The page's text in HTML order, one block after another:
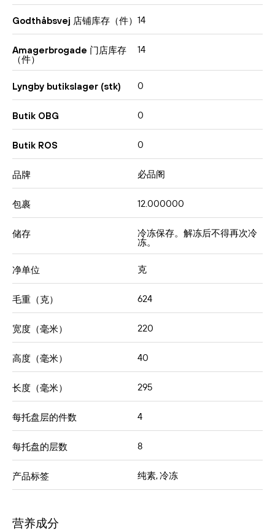
Godthåbsvej 店铺库存（件） 14
Amagerbrogade 门店库存
（件）
14
Lyngby butikslager (stk) 0
Butik OBG 0
Butik ROS 0
品牌 必品阁
包裹 12.000000
储存 冷冻保存。解冻后不得再次冷
冻。
净单位 克
毛重（克） 624
宽度（毫米） 220
高度（毫米） 40
长度（毫米） 295
每托盘层的件数 4
每托盘的层数 8
产品标签 纯素, 冷冻
营养成分